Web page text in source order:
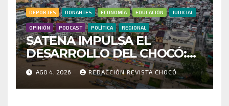
DEPORTES DONANTES ECONOMÍA EDUCACIÓN JUDICIAL
OPINIÓN PODCAST POLÍTICA REGIONAL
SATENA IMPULSA EL
DESARROLLO DEL CHOCÓ:
MÁS DE 35 MIL PASAJEROS
MOVILIZADOS Y NUEVAS
RUTAS FORTALECEN LA
AGO 4, 2026 REDACCIÓN REVISTA CHOCÓ